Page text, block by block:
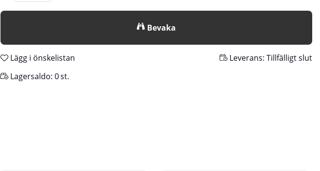
Bevaka
Lägg i önskelistan Leverans: Tillfälligt slut
Lagersaldo: 0st.